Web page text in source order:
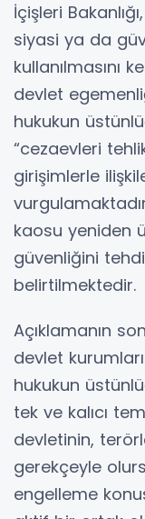
İçişleri
siyasi ya da
kullanılmasını
devlet
hukukun
“cezaevleri
girişimlerle
kaosu yeniden
güvenliğini
belirtilmektedir.
Açıklamanın
devlet
hukukun
tek ve kalıcı
devletinin,
gerekçeyle
engelleme